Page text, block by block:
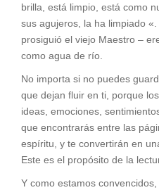
brilla, está limpio, está como
sus agujeros, la ha limpiado
prosiguió el viejo Maestro –
como agua de río.
No importa si no puedes
que dejan fluir en ti, porque
ideas, emociones,
que encontrarás entre las
espíritu, y te convertirán en
Este es el propósito de la
Y como estamos